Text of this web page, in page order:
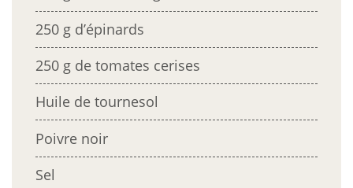
250 g d’épinards
250 g de tomates cerises
Huile de tournesol
Poivre noir
Sel